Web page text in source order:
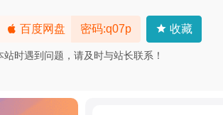
百度网盘 密码:q07p 收藏
站时遇到问题，请及时与站长联系！
for Mac 中文版-草图大师专业3D建模软件
的Markdown编辑器 2020-03-28